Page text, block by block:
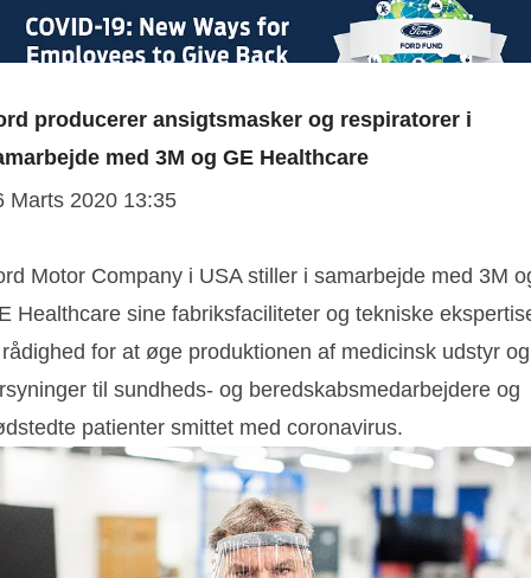
producerer ansigtsmasker og respiratorer i
med 3M og GE Healthcare
Marts 2020 13:35
Motor Company i USA stiller i samarbejde med 3M
Healthcare sine fabriksfaciliteter og tekniske
for at øge produktionen af medicinsk udstyr og
til sundheds- og beredskabsmedarbejdere og
patienter smittet med coronavirus.